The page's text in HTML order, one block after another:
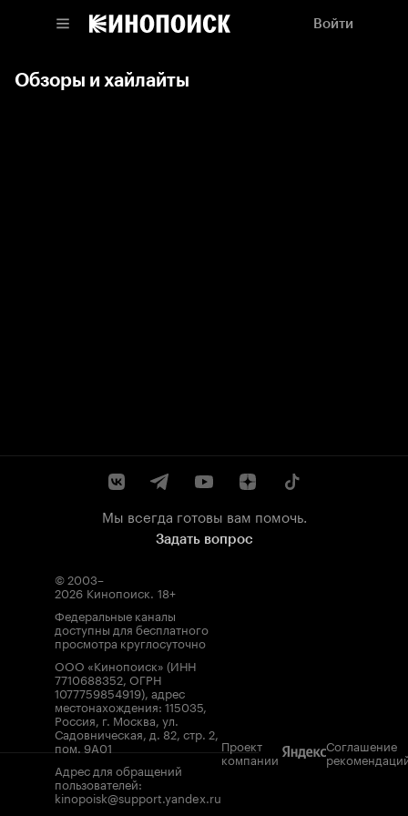
Войти
Обзоры и хайлайты
Мы всегда готовы вам помочь.
Задать вопрос
© 2003–
2026 Кинопоиск. 18+
Федеральные каналы
доступны для бесплатного
просмотра круглосуточно
ООО «Кинопоиск» (ИНН
7710688352, ОГРН
1077759854919), адрес
местонахождения: 115035,
Россия, г. Москва, ул.
Садовническая, д. 82, стр. 2,
пом. 9А01
Адрес для обращений
пользователей:
kinopoisk@support.yandex.ru
Проект
компании
Соглашение